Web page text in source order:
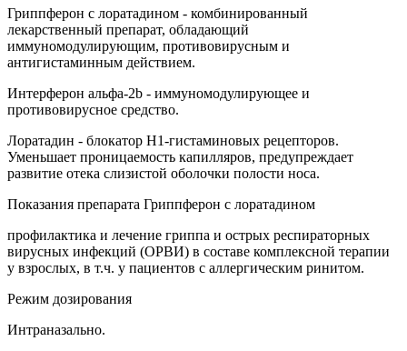
Гриппферон с лоратадином - комбинированный
лекарственный препарат, обладающий
иммуномодулирующим, противовирусным и
антигистаминным действием.
Интерферон альфа-2b - иммуномодулирующее и
противовирусное средство.
Лоратадин - блокатор Н1-гистаминовых рецепторов.
Уменьшает проницаемость капилляров, предупреждает
развитие отека слизистой оболочки полости носа.
Показания препарата Гриппферон с лоратадином
профилактика и лечение гриппа и острых респираторных
вирусных инфекций (ОРВИ) в составе комплексной терапии
у взрослых, в т.ч. у пациентов с аллергическим ринитом.
Режим дозирования
Интраназально.